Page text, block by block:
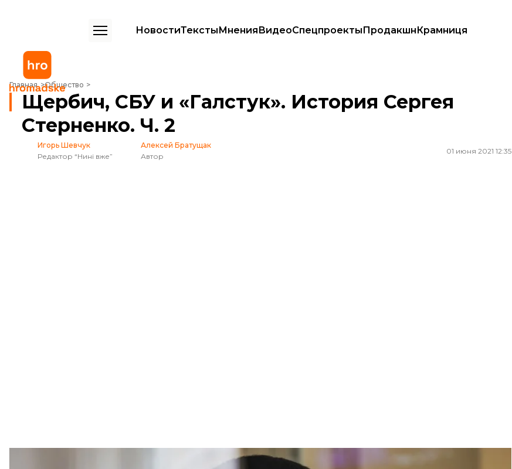
НовостиТекстыМненияВидеоСпецпроектыПродакшнКрамниця
Главная Общество
Щербич, СБУ и «Галстук». История Сергея Стерненко. Ч. 2
Щербич, СБУ и «Галстук». История Сергея
Стерненко. Ч. 2
Игорь Шевчук
Редактор “Нині вже”
Алексей Братущак
Автор
01 июня 2021 12:35
Сергей Стерненко в зале Приморского районного суда Одессы, 5 марта 2021 года